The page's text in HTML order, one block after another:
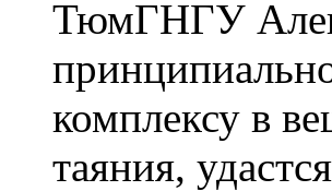
ТюмГНГУ
комплексу в
таяния,